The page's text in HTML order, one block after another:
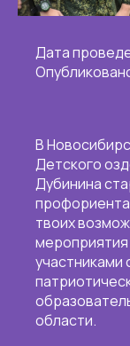
Дата
В
Детского
Дубинина
твоих
мероприятия
участниками
области.